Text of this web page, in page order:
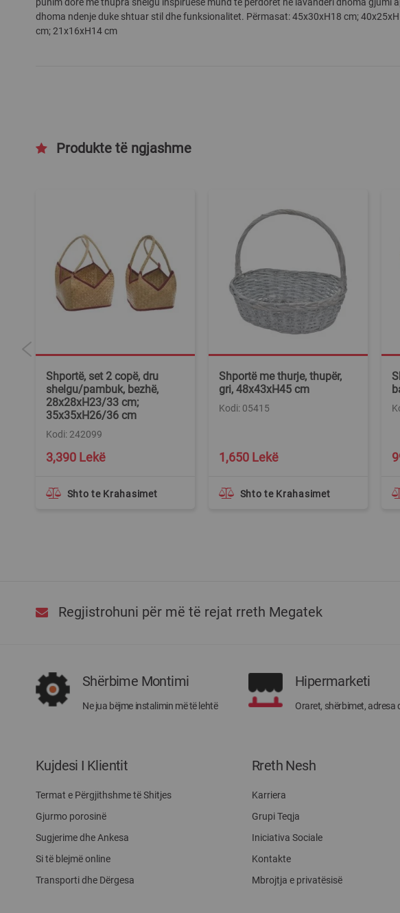
dhoma ndenje duke shtuar stil dhe funksionalitet. Përmasat: 45x30xH18 cm;
cm; 21x16xH14 cm
Produkte të ngjashme
Shportë, set 2 copë, dru
shelgu/pambuk, bezhë,
28x28xH23/33 cm;
35x35xH26/36 cm
3,390 Lekë
Kodi: 242099
Shto te Krahasimet
Shportë me thurje, thupër,
gri, 48x43xH45 cm
1,650 Lekë
Kodi: 05415
Shto te Krahasimet
Regjistrohuni për më të rejat rreth Megatek
Shërbime Montimi
Ne jua bëjme instalimin më të lehtë
Hipermarketi
Oraret, shërbimet, adresa
Kujdesi I Klientit
Termat e Përgjithshme të Shitjes
Gjurmo porosinë
Sugjerime dhe Ankesa
Si të blejmë online
Transporti dhe Dërgesa
Rreth Nesh
Karriera
Grupi Teqja
Iniciativa Sociale
Kontakte
Mbrojtja e privatësisë